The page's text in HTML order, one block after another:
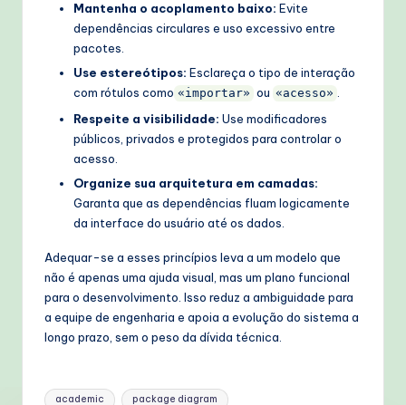
Mantenha o acoplamento baixo: Evite
dependências circulares e uso excessivo entre
pacotes.
Use estereótipos: Esclareça o tipo de interação
com rótulos como «importar» ou «acesso» .
Respeite a visibilidade: Use modificadores
públicos, privados e protegidos para controlar o
acesso.
Organize sua arquitetura em camadas:
Garanta que as dependências fluam logicamente
da interface do usuário até os dados.
Adequar-se a esses princípios leva a um modelo que
não é apenas uma ajuda visual, mas um plano funcional
para o desenvolvimento. Isso reduz a ambiguidade para
a equipe de engenharia e apoia a evolução do sistema a
longo prazo, sem o peso da dívida técnica.
Tags:
academic package diagram